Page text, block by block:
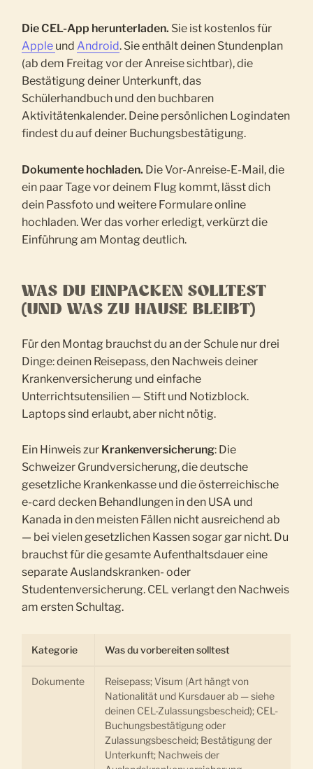
Die CEL-App herunterladen. Sie ist kostenlos für
Apple undAndroid. Sie enthält deinen Stundenplan
(ab dem Freitag vor der Anreise sichtbar), die
Bestätigung deiner Unterkunft, das
Schülerhandbuch und den buchbaren
Aktivitätenkalender. Deine persönlichen Logindaten
findest du auf deiner Buchungsbestätigung.
Dokumente hochladen. Die Vor-Anreise-E-Mail, die
ein paar Tage vor deinem Flug kommt, lässt dich
dein Passfoto und weitere Formulare online
hochladen. Wer das vorher erledigt, verkürzt die
Einführung am Montag deutlich.
WAS DU EINPACKEN SOLLTEST
(UND WAS ZU HAUSE BLEIBT)
Für den Montag brauchst du an der Schule nur drei
Dinge: deinen Reisepass, den Nachweis deiner
Krankenversicherung und einfache
Unterrichtsutensilien — Stift und Notizblock.
Laptops sind erlaubt, aber nicht nötig.
Ein Hinweis zur Krankenversicherung: Die
Schweizer Grundversicherung, die deutsche
gesetzliche Krankenkasse und die österreichische
e-card decken Behandlungen in den USA und
Kanada in den meisten Fällen nicht ausreichend ab
— bei vielen gesetzlichen Kassen sogar gar nicht. Du
brauchst für die gesamte Aufenthaltsdauer eine
separate Auslandskranken- oder
Studentenversicherung. CEL verlangt den Nachweis
am ersten Schultag.
Kategorie Was du vorbereiten solltest
Dokumente
Reisepass; Visum (Art hängt von
Nationalität und Kursdauer ab — siehe
deinen CEL-Zulassungsbescheid); CEL-
Buchungsbestätigung oder
Zulassungsbescheid; Bestätigung der
Unterkunft; Nachweis der